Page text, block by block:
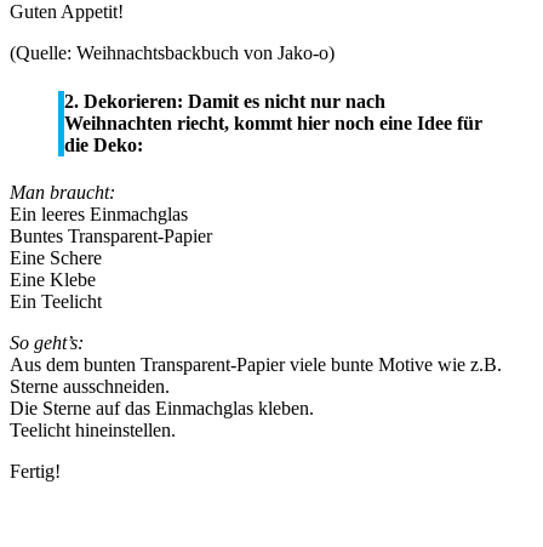
Guten Appetit!
(Quelle: Weihnachtsbackbuch von Jako-o)
2. Dekorieren: Damit es nicht nur nach
Weihnachten riecht, kommt hier noch eine Idee für
die Deko:
Man braucht:
Ein leeres Einmachglas
Buntes Transparent-Papier
Eine Schere
Eine Klebe
Ein Teelicht
So geht’s:
Aus dem bunten Transparent-Papier viele bunte Motive wie z.B.
Sterne ausschneiden.
Die Sterne auf das Einmachglas kleben.
Teelicht hineinstellen.
Fertig!